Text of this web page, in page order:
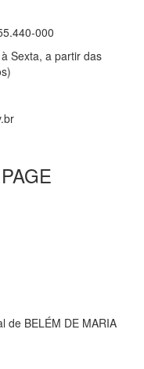
000
Sexta, a partir das
de BELÉM DE MARIA